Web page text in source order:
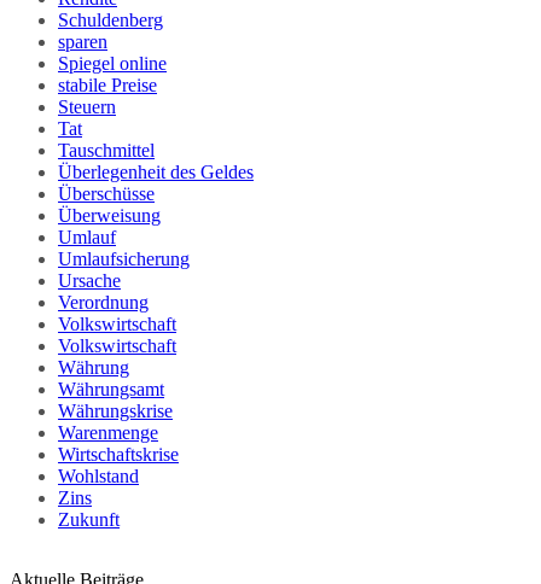
Schuldenberg
sparen
Spiegel online
stabile Preise
Steuern
Tat
Tauschmittel
Überlegenheit des Geldes
Überschüsse
Überweisung
Umlauf
Umlaufsicherung
Ursache
Verordnung
Volkswirtschaft
Volkswirtschaft
Währung
Währungsamt
Währungskrise
Warenmenge
Wirtschaftskrise
Wohlstand
Zins
Zukunft
Aktuelle Beiträge